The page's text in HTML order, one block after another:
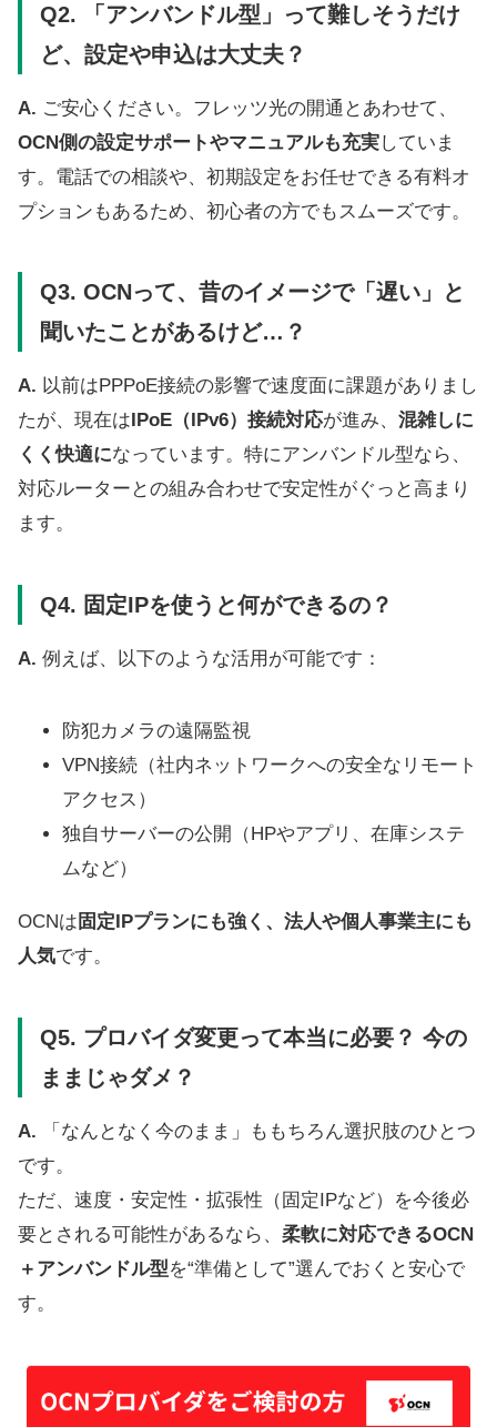
Q2. 「アンバンドル型」って難しそうだけ
ど、設定や申込は大丈夫？
A. ご安心ください。フレッツ光の開通とあわせて、
OCN側の設定サポートやマニュアルも充実していま
す。電話での相談や、初期設定をお任せできる有料オ
プションもあるため、初心者の方でもスムーズです。
Q3. OCNって、昔のイメージで「遅い」と
聞いたことがあるけど…？
A. 以前はPPPoE接続の影響で速度面に課題がありまし
たが、現在は IPoE（IPv6）接続対応が進み、 混雑しに
くく快適になっています。特にアンバンドル型なら、
対応ルーターとの組み合わせで安定性がぐっと高まり
ます。
Q4. 固定IPを使うと何ができるの？
A. 例えば、以下のような活用が可能です：
防犯カメラの遠隔監視
VPN接続（社内ネットワークへの安全なリモート
アクセス）
独自サーバーの公開（HPやアプリ、在庫システ
ムなど）
OCNは 固定IPプランにも強く、法人や個人事業主にも
人気です。
Q5. プロバイダ変更って本当に必要？ 今の
ままじゃダメ？
A. 「なんとなく今のまま」ももちろん選択肢のひとつ
です。
ただ、速度・安定性・拡張性（固定IPなど）を今後必
要とされる可能性があるなら、 柔軟に対応できるOCN
＋アンバンドル型を“準備として”選んでおくと安心で
す。